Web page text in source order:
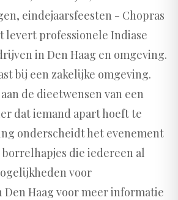
eindejaarsfeesten - Chopras
levert professionele Indiase
in Den Haag en omgeving.
bij een zakelijke omgeving.
de dieetwensen van een
dat iemand apart hoeft te
onderscheidt het evenement
die iedereen al
voor
Haag voor meer informatie